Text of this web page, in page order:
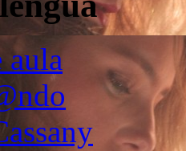
aula